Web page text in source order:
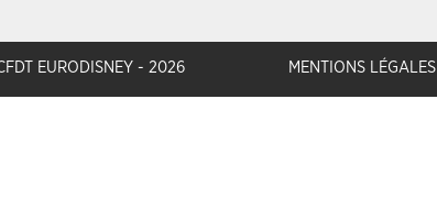
EURODISNEY - 2026 MENTIONS LÉGALES